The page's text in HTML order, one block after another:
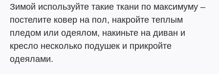
Зимой используйте такие ткани по максимуму –
постелите ковер на пол, накройте теплым
пледом или одеялом, накиньте на диван и
кресло несколько подушек и прикройте
одеялами.